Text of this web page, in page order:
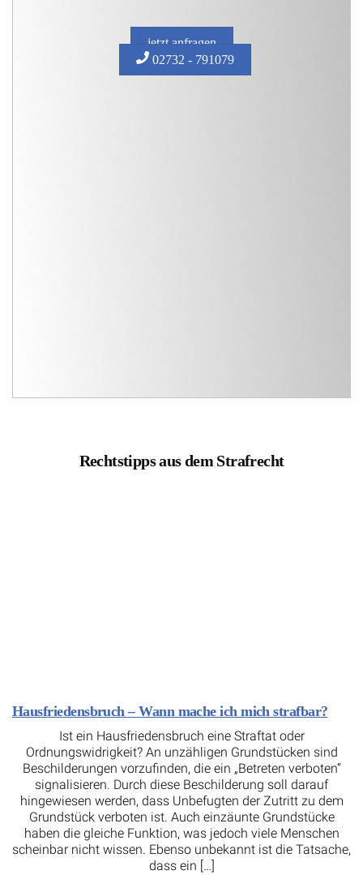
jetzt anfragen
02732 - 791079
Rechtstipps aus dem Strafrecht
Hausfriedensbruch – Wann mache ich mich strafbar?
Ist ein Hausfriedensbruch eine Straftat oder
Ordnungswidrigkeit? An unzähligen Grundstücken sind
Beschilderungen vorzufinden, die ein „Betreten verboten“
signalisieren. Durch diese Beschilderung soll darauf
hingewiesen werden, dass Unbefugten der Zutritt zu dem
Grundstück verboten ist. Auch einzäunte Grundstücke
haben die gleiche Funktion, was jedoch viele Menschen
scheinbar nicht wissen. Ebenso unbekannt ist die Tatsache,
dass ein […]